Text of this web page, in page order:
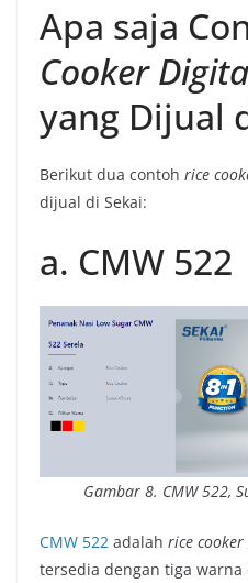
Apa saja
Cooker
yang Dijual
Berikut dua contoh rice
dijual di Sekai:
a. CMW 522
Gambar 8. CMW 522,
CMW 522 adalah rice
tersedia dengan tiga